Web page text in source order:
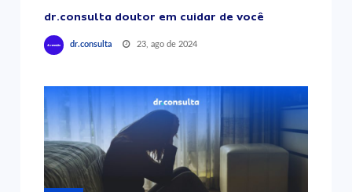
dr.consulta doutor em cuidar de você
dr.consulta 23, ago de 2024